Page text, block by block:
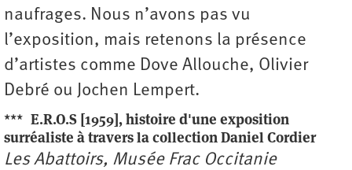
naufrages. Nous n’avons pas vu
l’exposition, mais retenons la présence
d’artistes comme Dove Allouche, Olivier
Debré ou Jochen Lempert.
*** E.R.O.S [1959], histoire d'une exposition
surréaliste à travers la collection Daniel Cordier
Les Abattoirs, Musée Frac Occitanie